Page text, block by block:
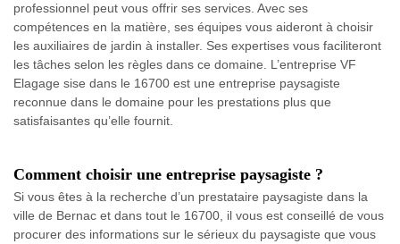
professionnel peut vous offrir ses services. Avec ses
compétences en la matière, ses équipes vous aideront à choisir
les auxiliaires de jardin à installer. Ses expertises vous faciliteront
les tâches selon les règles dans ce domaine. L’entreprise VF
Elagage sise dans le 16700 est une entreprise paysagiste
reconnue dans le domaine pour les prestations plus que
satisfaisantes qu’elle fournit.
Comment choisir une entreprise paysagiste ?
Si vous êtes à la recherche d’un prestataire paysagiste dans la
ville de Bernac et dans tout le 16700, il vous est conseillé de vous
procurer des informations sur le sérieux du paysagiste que vous